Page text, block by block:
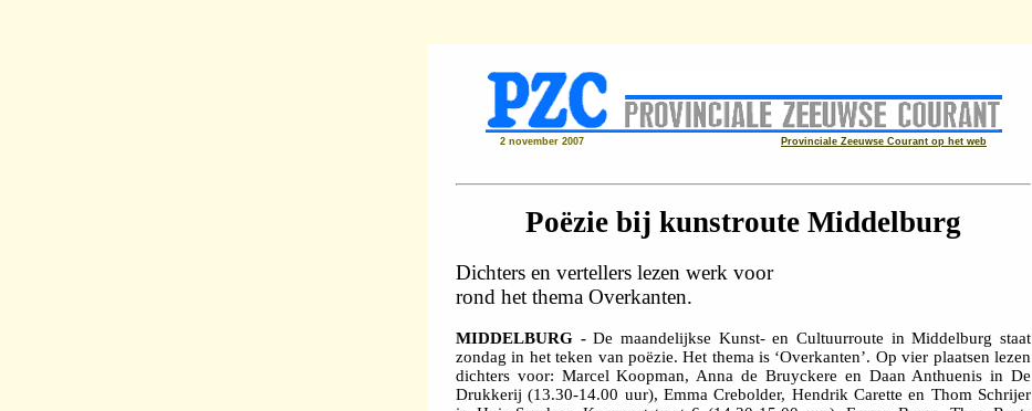
2 november 2007 Provinciale Zeeuwse Courant op het web
Poëzie bij kunstroute Middelburg
Dichters en vertellers lezen werk voor
rond het thema Overkanten.
MIDDELBURG -De maandelijkse Kunst- en Cultuurroute in Middelburg staat
zondag in het teken van poëzie. Het thema is ‘Overkanten’. Op vier plaatsen lezen
dichters voor: Marcel Koopman, Anna de Bruyckere en Daan Anthuenis in De
Drukkerij (13.30-14.00 uur), Emma Crebolder, Hendrik Carette en Thom Schrijer